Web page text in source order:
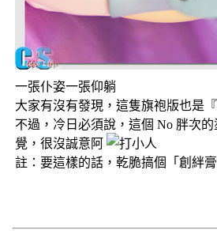
一張仆姿一張仰躺
大家有沒有發現，這隻旗袍版也是
不過，冷日必須說，這個 No 胖次
覺，很沒誠意阿
註：要這樣的話，乾脆搞個「創絆